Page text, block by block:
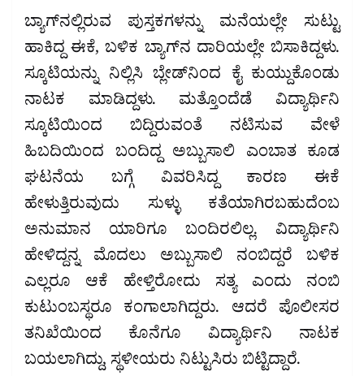
ಬ್ಯಾಗ್​​ನಲ್ಲಿರುವ ಪುಸ್ತಕಗಳನ್ನು ಮನೆಯಲ್ಲೇ ಸುಟ್ಟು
ಹಾಕಿದ್ದ ಈಕೆ, ಬಳಿಕ ಬ್ಯಾಗ್​​ನ ದಾರಿಯಲ್ಲೇ ಬಿಸಾಕಿದ್ದಳು.
ಸ್ಕೂಟಿಯನ್ನು ನಿಲ್ಲಿಸಿ ಬ್ಲೇಡ್​​ನಿಂದ ಕೈ ಕುಯ್ದುಕೊಂಡು
ನಾಟಕ ಮಾಡಿದ್ದಳು. ಮತ್ತೊಂದೆಡೆ ವಿದ್ಯಾರ್ಥಿನಿ
ಸ್ಕೂಟಿಯಿಂದ ಬಿದ್ದಿರುವಂತೆ ನಟಿಸುವ ವೇಳೆ
ಹಿಬದಿಯಿಂದ ಬಂದಿದ್ದ ಅಬ್ಬುಸಾಲಿ ಎಂಬಾತ ಕೂಡ
ಘಟನೆಯ ಬಗ್ಗೆ ವಿವರಿಸಿದ್ದ ಕಾರಣ ಈಕೆ
ಹೇಳುತ್ತಿರುವುದು ಸುಳ್ಳು ಕತೆಯಾಗಿರಬಹುದೆಂಬ
ಅನುಮಾನ ಯಾರಿಗೂ ಬಂದಿರಲಿಲ್ಲ. ವಿದ್ಯಾರ್ಥಿನಿ
ಹೇಳಿದ್ದನ್ನ ಮೊದಲು ಅಬ್ಬುಸಾಲಿ ನಂಬಿದ್ದರೆ ಬಳಿಕ
ಎಲ್ಲರೂ ಆಕೆ ಹೇಳ್ತಿರೋದು ಸತ್ಯ ಎಂದು ನಂಬಿ
ಕುಟುಂಬಸ್ಥರೂ ಕಂಗಾಲಾಗಿದ್ದರು. ಆದರೆ ಪೊಲೀಸರ
ತನಿಖೆಯಿಂದ ಕೊನೆಗೂ ವಿದ್ಯಾರ್ಥಿನಿ ನಾಟಕ
ಬಯಲಾಗಿದ್ದು, ಸ್ಥಳೀಯರು ನಿಟ್ಟುಸಿರು ಬಿಟ್ಟಿದ್ದಾರೆ.